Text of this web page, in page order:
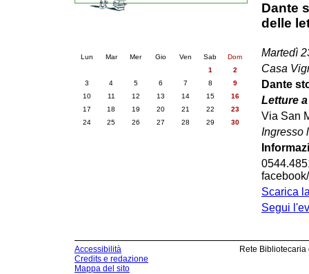
Dante
delle
Martedì
Casa
Dante
Letture
Via San
Ingresso
Scarica
Segui
Lun Mar Mer Gio Ven Sab
Dom
1
2
3
4 5 6 7 8
9
10
11 12 13 14 15
16
17
18 19 20 21 22
23
24
25 26 27 28 29 30
Accessibilità
Credits e redazione
Mappa del sito
Rete